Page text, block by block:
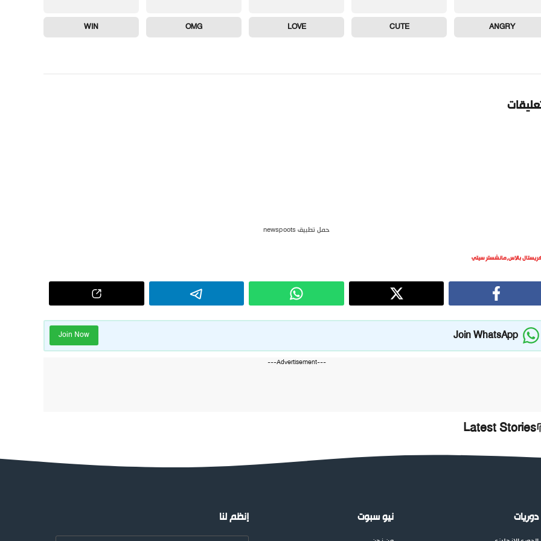
ANGRY
CUTE
LOVE
OMG
WIN
حمل تطبيق newspoots
بالاس,مانشستر سيتي
Join WhatsApp
Join Now
---Advertisement---
Latest Stories
دوريات نيو سبوت إنظم لنا